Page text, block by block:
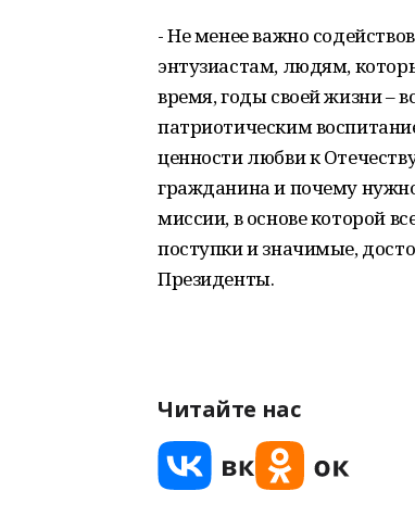
- Не менее важно
энтузиастам, людям,
время, годы своей жизни –
патриотическим
ценности любви к
гражданина и почему нужно
миссии, в основе которой
поступки и значимые,
Президенты.
Читайте нас